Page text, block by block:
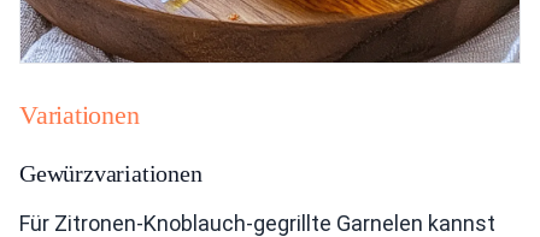
Variationen
Gewürzvariationen
Für Zitronen-Knoblauch-gegrillte Garnelen kannst